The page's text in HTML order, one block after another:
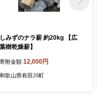
しみずのナラ薪 約20kg 【広
葉樹乾燥薪】
寄附金額 12,000円
和歌山県有田川町